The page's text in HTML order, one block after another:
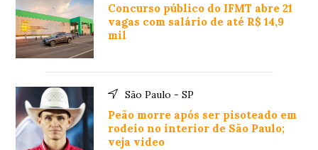
Concurso público do IFMT abre 21
vagas com salário de até R$ 14,9
mil
São Paulo - SP
Peão morre após ser pisoteado em
rodeio no interior de São Paulo;
veja video